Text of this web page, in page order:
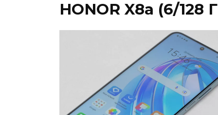
HONOR X8a (6/128